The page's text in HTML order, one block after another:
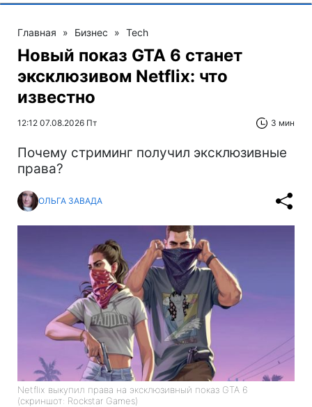
Главная » Бизнес » Tech
Новый показ GTA 6 станет
эксклюзивом Netflix: что
известно
12:12 07.08.2026 Пт 3 мин
Почему стриминг получил эксклюзивные
права?
ОЛЬГА ЗАВАДА
Netflix выкупил права на эксклюзивный показ GTA 6
(скриншот: Rockstar Games)